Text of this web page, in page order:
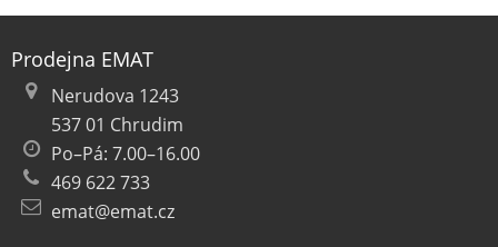
Prodejna EMAT
Nerudova 1243
537 01 Chrudim
Po–Pá: 7.00–16.00
469 622 733
emat@emat.cz